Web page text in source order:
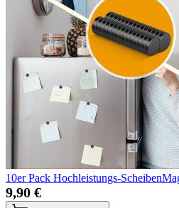
10er Pack Hochleistungs-
9,90 €